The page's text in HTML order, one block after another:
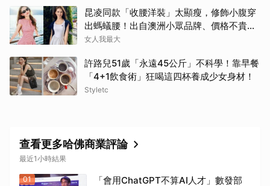
昆凌同款「收腰洋裝」太顯瘦，修飾小腹穿
出螞蟻腰！出自澳洲小眾品牌、價格不貴還
寄台灣
女人我最大
許路兒51歲「永遠45公斤」不科學！靠早餐
「4+1飲食術」狂喝這四杯養成少女身材！
Styletc
查看更多哈佛商業評論
最近1小時結果
01
「會用ChatGPT不算AI人才」數發部